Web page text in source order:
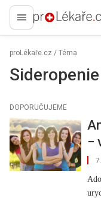
proLékaře.cz
proLékaře.cz / Téma
Sideropenie
DOPORUČUJEME
−⁠